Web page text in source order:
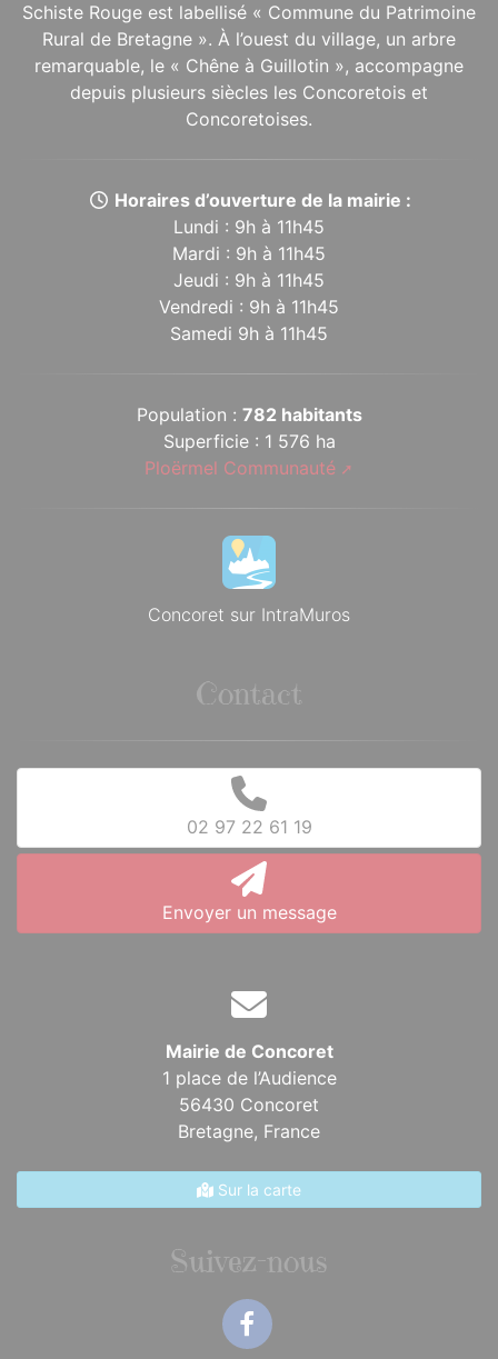
Schiste Rouge est labellisé « Commune du Patrimoine
Rural de Bretagne ». À l’ouest du village, un arbre
remarquable, le « Chêne à Guillotin », accompagne
depuis plusieurs siècles les Concoretois et
Concoretoises.
Horaires d’ouverture de la mairie :
Lundi : 9h à 11h45
Mardi : 9h à 11h45
Jeudi : 9h à 11h45
Vendredi : 9h à 11h45
Samedi 9h à 11h45
Population : 782 habitants
Superficie : 1 576 ha
Ploërmel Communauté
Concoret sur IntraMuros
Contact
02 97 22 61 19
Envoyer un message
Mairie de Concoret
1 place de l’Audience
56430 Concoret
Bretagne, France
Sur la carte
Suivez-nous